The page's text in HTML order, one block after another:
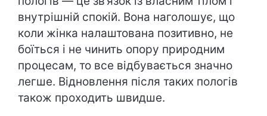
внутрішній спокій. Вона наголошує, що
коли жінка налаштована позитивно, не
боїться і не чинить опору природним
процесам, то все відбувається значно
легше. Відновлення після таких пологів
також проходить швидше.